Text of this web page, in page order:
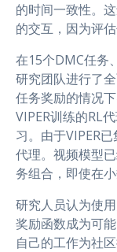
的时间一致性。
的交互，因为评
在15个DMC任务
研究团队进行了
任务奖励的情况
VIPER训练的RL
习。由于VIPER
代理。视频模型
务组合，即使在
研究人员认为使
奖励函数成为可
自己的工作为社